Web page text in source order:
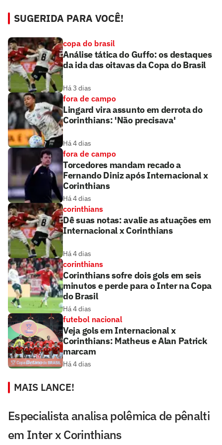
SUGERIDA PARA VOCÊ!
copa do brasil
Análise tática do Guffo: os destaques
da ida das oitavas da Copa do Brasil
Há 3 dias
fora de campo
Lingard vira assunto em derrota do
Corinthians: 'Não precisava'
Há 4 dias
fora de campo
Torcedores mandam recado a
Fernando Diniz após Internacional x
Corinthians
Há 4 dias
corinthians
Dê suas notas: avalie as atuações em
Internacional x Corinthians
Há 4 dias
corinthians
Corinthians sofre dois gols em seis
minutos e perde para o Inter na Copa
do Brasil
Há 4 dias
futebol nacional
Veja gols em Internacional x
Corinthians: Matheus e Alan Patrick
marcam
Há 4 dias
MAIS LANCE!
Especialista analisa polêmica de pênalti
em Inter x Corinthians